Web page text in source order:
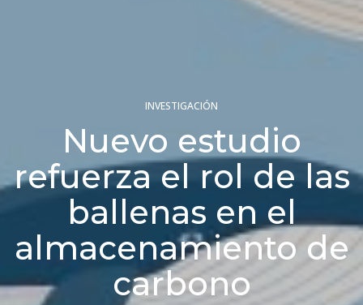
INVESTIGACIÓN
Nuevo estudio
refuerza el rol de las
ballenas en el
almacenamiento de
carbono